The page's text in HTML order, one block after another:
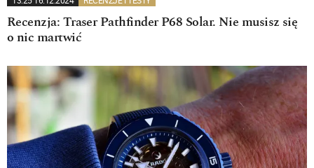
Recenzja: Traser Pathfinder P68 Solar. Nie musisz się
o nic martwić